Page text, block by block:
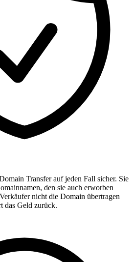
Transfer auf jeden Fall sicher. Sie
den sie auch erworben
nicht die Domain übertragen
das Geld zurück.